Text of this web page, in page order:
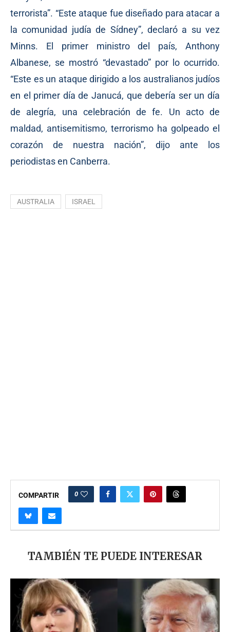
terrorista”. “Este ataque fue diseñado para atacar a
la comunidad judía de Sídney”, declaró a su vez
Minns. El primer ministro del país, Anthony
Albanese, se mostró “devastado” por lo ocurrido.
“Este es un ataque dirigido a los australianos judíos
en el primer día de Janucá, que debería ser un día
de alegría, una celebración de fe. Un acto de
maldad, antisemitismo, terrorismo ha golpeado el
corazón de nuestra nación”, dijo ante los
periodistas en Canberra.
AUSTRALIA ISRAEL
COMPARTIR 0
TAMBIÉN TE PUEDE INTERESAR